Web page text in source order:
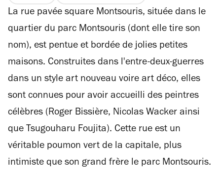
La rue pavée square Montsouris, située dans le
quartier du parc Montsouris (dont elle tire son
nom), est pentue et bordée de jolies petites
maisons. Construites dans l'entre-deux-guerres
dans un style art nouveau voire art déco, elles
sont connues pour avoir accueilli des peintres
célèbres (Roger Bissière, Nicolas Wacker ainsi
que Tsugouharu Foujita). Cette rue est un
véritable poumon vert de la capitale, plus
intimiste que son grand frère le parc Montsouris.